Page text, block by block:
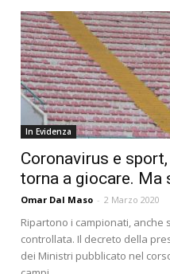
In Evidenza
Coronavirus e
torna a giocare. Ma
Omar Dal Maso - 2 Marzo 2020
Ripartono i campionati, anche
controllata. Il decreto della
dei Ministri pubblicato nel